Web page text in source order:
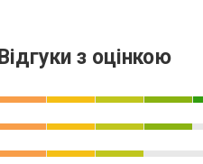
Відгуки з оцінкою